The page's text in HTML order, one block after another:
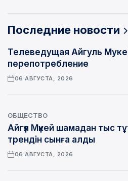
Последние новости
Телеведущая Айгуль
перепотребление
06 АВГУСТА, 2026
ОБЩЕСТВО
Айгүл Мүкей шамадан тыс
трендін сынға алды
06 АВГУСТА, 2026